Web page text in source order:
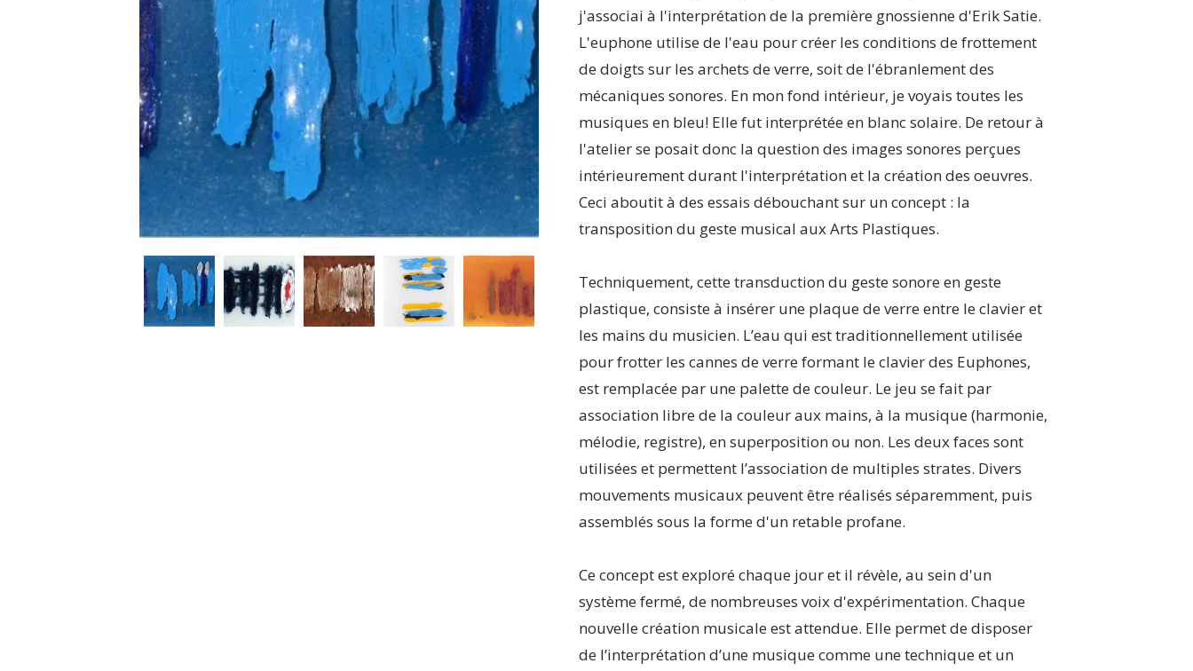
j'associai à l'interprétation de la première gnossienne d'Erik Satie.
L'euphone utilise de l'eau pour créer les conditions de frottement
de doigts sur les archets de verre, soit de l'ébranlement des
mécaniques sonores. En mon fond intérieur, je voyais toutes les
musiques en bleu! Elle fut interprétée en blanc solaire. De retour à
l'atelier se posait donc la question des images sonores perçues
intérieurement durant l'interprétation et la création des oeuvres.
Ceci aboutit à des essais débouchant sur un concept : la
transposition du geste musical aux Arts Plastiques.
Techniquement, cette transduction du geste sonore en geste
plastique, consiste à insérer une plaque de verre entre le clavier et
les mains du musicien. L’eau qui est traditionnellement utilisée
pour frotter les cannes de verre formant le clavier des Euphones,
est remplacée par une palette de couleur. Le jeu se fait par
association libre de la couleur aux mains, à la musique (harmonie,
mélodie, registre), en superposition ou non. Les deux faces sont
utilisées et permettent l’association de multiples strates. Divers
mouvements musicaux peuvent être réalisés séparemment, puis
assemblés sous la forme d'un retable profane.
Ce concept est exploré chaque jour et il révèle, au sein d'un
système fermé, de nombreuses voix d'expérimentation. Chaque
nouvelle création musicale est attendue. Elle permet de disposer
de l’interprétation d’une musique comme une technique et un